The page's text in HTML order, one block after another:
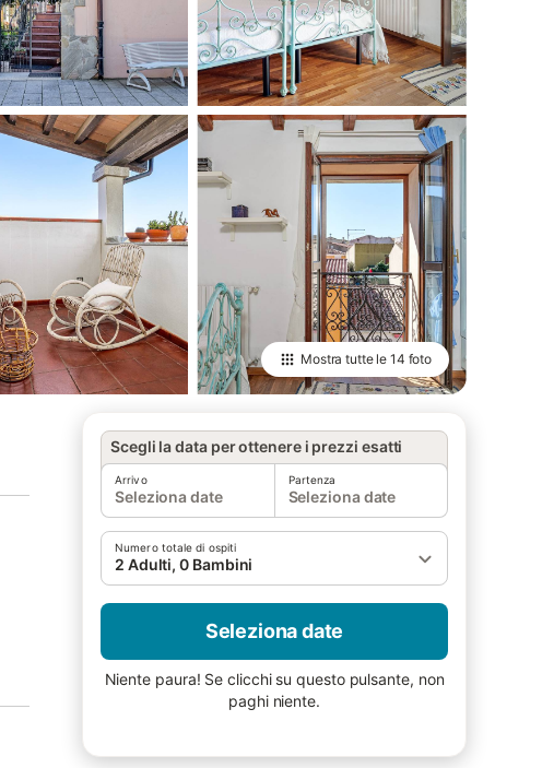
Mostra tutte le 14 foto
Scegli la data per ottenere i prezzi esatti
Arrivo
Seleziona date
Partenza
Seleziona date
Numero totale di ospiti
2 Adulti, 0 Bambini
Seleziona date
Niente paura! Se clicchi su questo pulsante, non
paghi niente.